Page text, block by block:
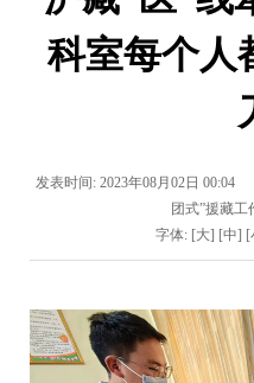
科室每个人
发表时间: 2023年08月02日 00:04
团式”援藏
字体: [大] [中] [